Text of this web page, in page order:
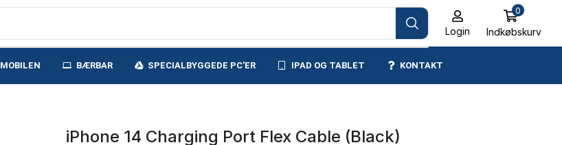
Login
0
Indkøbskurv
MOBILEN BÆRBAR SPECIALBYGGEDE PC'ER IPAD OG TABLET KONTAKT
iPhone 14 Charging Port Flex Cable (Black)